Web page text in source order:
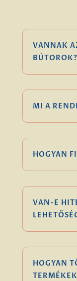
VANNAK
BÚTOROK?
MI A
HOGYAN
VAN-E
HOGYAN